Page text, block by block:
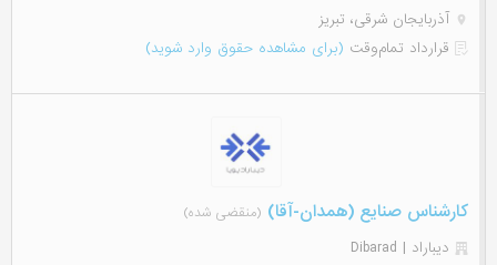
آذربایجان شرقی، تبریز
قرارداد تمام‌وقت (برای مشاهده حقوق وارد شوید)
کارشناس صنایع (همدان-آقا) (منقضی شده)
دیباراد | Dibarad